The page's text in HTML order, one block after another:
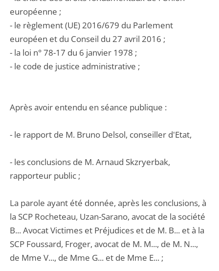
européenne ;
- le règlement (UE) 2016/679 du Parlement
européen et du Conseil du 27 avril 2016 ;
- la loi n° 78-17 du 6 janvier 1978 ;
- le code de justice administrative ;
Après avoir entendu en séance publique :
- le rapport de M. Bruno Delsol, conseiller d'Etat,
- les conclusions de M. Arnaud Skzryerbak,
rapporteur public ;
La parole ayant été donnée, après les conclusions, à
la SCP Rocheteau, Uzan-Sarano, avocat de la société
B... Avocat Victimes et Préjudices et de M. B... et à la
SCP Foussard, Froger, avocat de M. M..., de M. N...,
de Mme V..., de Mme G... et de Mme E... ;